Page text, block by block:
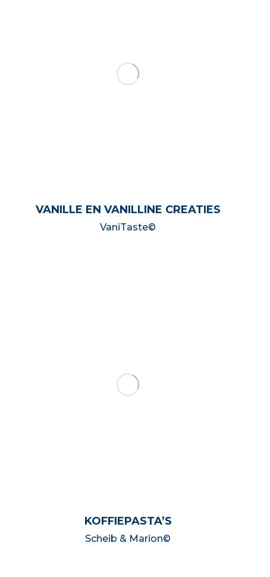
VANILLE EN VANILLINE CREATIES
VaniTaste©
KOFFIEPASTA’S
Scheib & Marion©